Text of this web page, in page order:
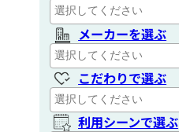
メーカーを選ぶ
こだわりで選ぶ
利用シーンで選ぶ